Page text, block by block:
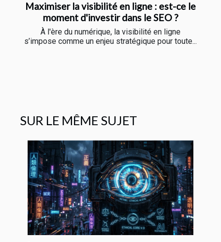
Maximiser la visibilité en ligne : est-ce le
moment d'investir dans le SEO ?
À l'ère du numérique, la visibilité en ligne
s’impose comme un enjeu stratégique pour toute...
SUR LE MÊME SUJET